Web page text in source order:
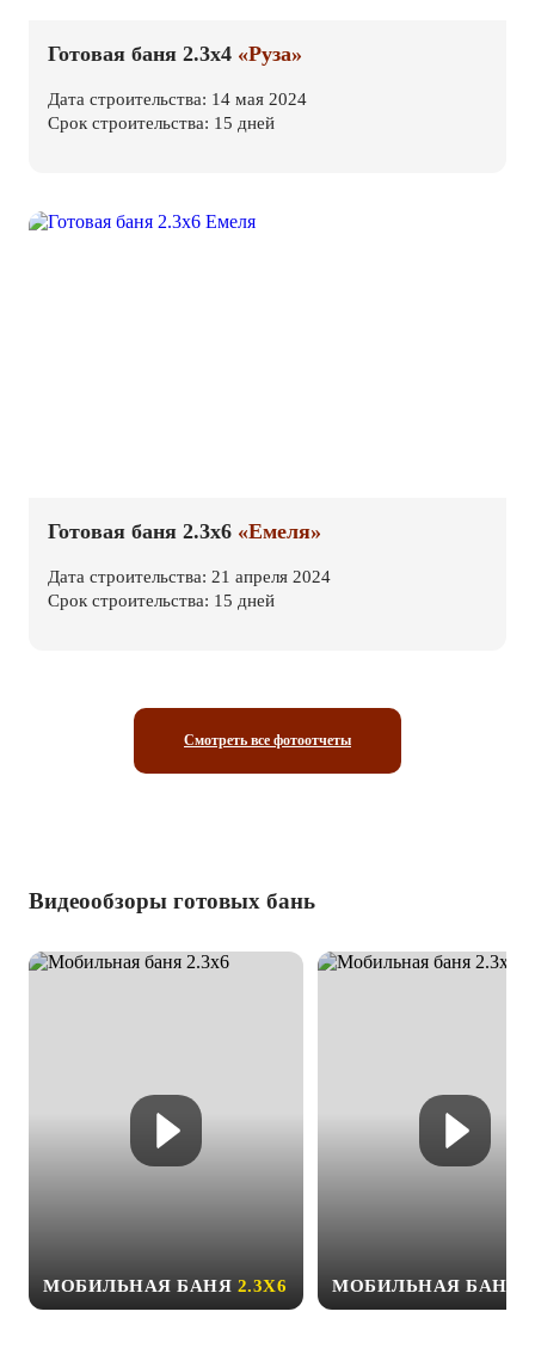
Готовая баня 2.3х4 «Руза»
Дата строительства: 14 мая 2024
Срок строительства: 15 дней
Готовая баня 2.3х6 «Емеля»
Дата строительства: 21 апреля 2024
Срок строительства: 15 дней
Смотреть все фотоотчеты
Видеообзоры готовых бань
МОБИЛЬНАЯ БАНЯ 2.3Х6 МОБИЛЬНАЯ БАНЯ